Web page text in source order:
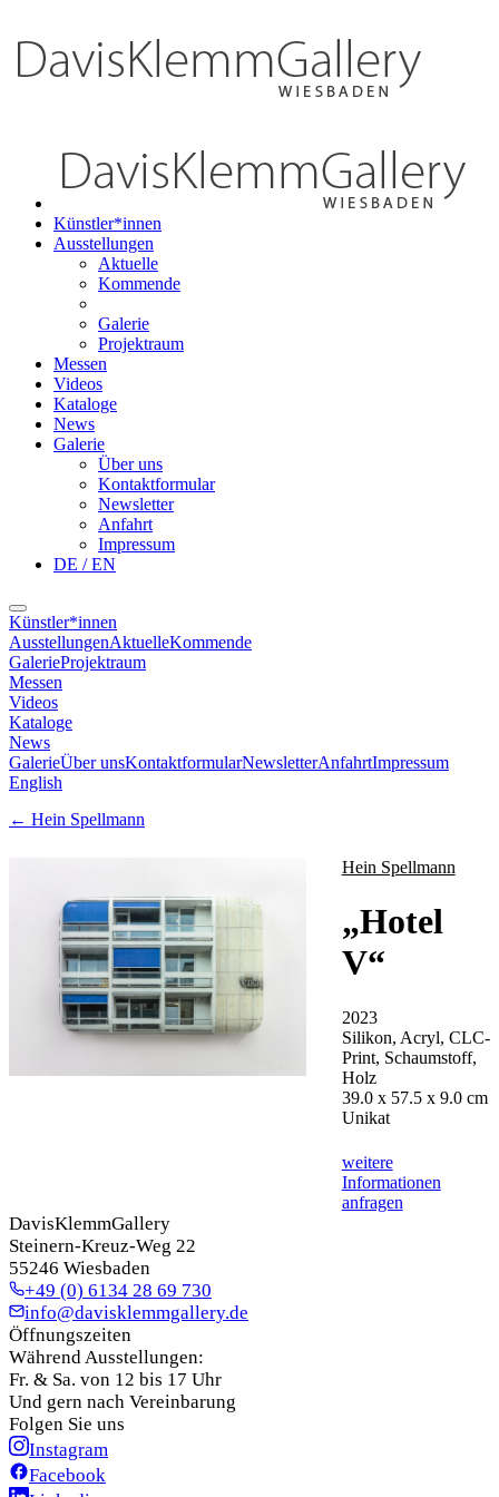
Künstler*innen
Ausstellungen
Aktuelle
Kommende
Galerie
Projektraum
Messen
Videos
Kataloge
News
Galerie
Über uns
Kontaktformular
Newsletter
Anfahrt
Impressum
DE / EN
Künstler*innen
AusstellungenAktuelleKommende
GalerieProjektraum
Messen
Videos
Kataloge
News
GalerieÜber unsKontaktformularNewsletterAnfahrtImpressum
English
← Hein Spellmann
Hein Spellmann
„Hotel
V“
2023
Silikon, Acryl, CLC-
Print, Schaumstoff,
Holz
39.0 x 57.5 x 9.0 cm
Unikat
weitere
Informationen
anfragen
DavisKlemmGallery
Steinern-Kreuz-Weg 22
55246 Wiesbaden
+49 (0) 6134 28 69 730
info@davisklemmgallery.de
Öffnungszeiten
Während Ausstellungen:
Fr. & Sa. von 12 bis 17 Uhr
Und gern nach Vereinbarung
Folgen Sie uns
Instagram
Facebook